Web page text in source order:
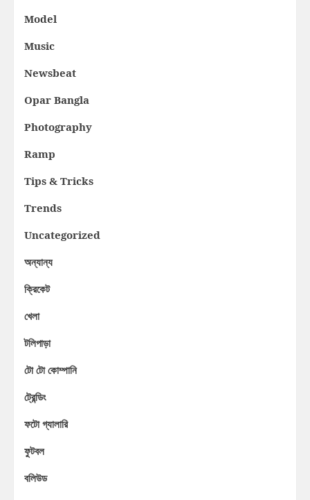
Model
Music
Newsbeat
Opar Bangla
Photography
Ramp
Tips & Tricks
Trends
Uncategorized
অন্যান্য
ক্রিকেট
খেলা
টলিপাড়া
টো টো কোম্পানি
ট্রেন্ডিং
ফটো গ্যালারি
ফুটবল
বলিউড